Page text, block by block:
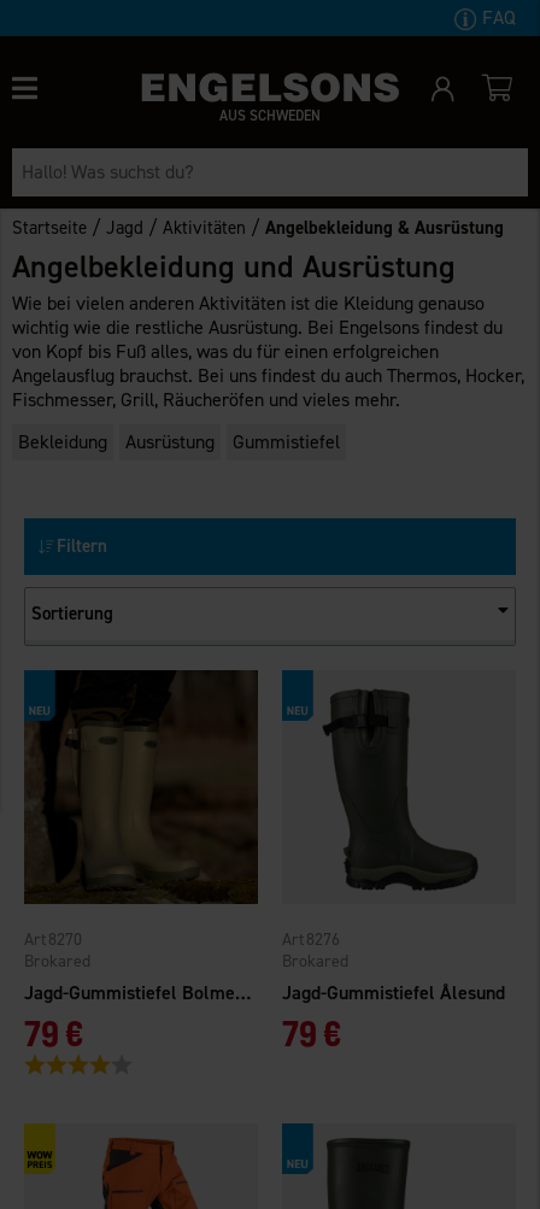
FAQ
AUS SCHWEDEN
Startseite /Jagd /Aktivitäten /Angelbekleidung & Ausrüstung
Angelbekleidung und Ausrüstung
Wie bei vielen anderen Aktivitäten ist die Kleidung genauso
wichtig wie die restliche Ausrüstung. Bei Engelsons findest du
von Kopf bis Fuß alles, was du für einen erfolgreichen
Angelausflug brauchst. Bei uns findest du auch Thermos, Hocker,
Fischmesser, Grill, Räucheröfen und vieles mehr.
Bekleidung
Ausrüstung Gummistiefel
Filtern
Sortierung
Jagd-Gummistiefel Bolmen 2.0
Brokared
8270
79 €
Bewertung:
Jagd-Gummistiefel Ålesund
Brokared
8276
79 €